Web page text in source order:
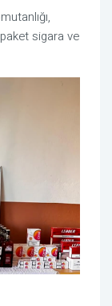
sigara ve